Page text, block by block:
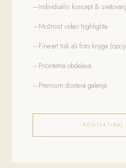
Individualni koncept &
Možnost video highlighta
Fine-art tisk ali foto knjiga
Prioritetna obdelava
Premium dostava galerije
KONTAKTIRAJ